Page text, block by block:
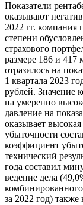
Показатели
оказывают
2022 гг. компания
степени
страхового
размере 186 и 417
отразилось на
1 квартала 2023
рублей. Значение
на умеренно
давление на
оказывает
убыточности
коэффициент
технический
года составил
ведение дела
за 2022 год)